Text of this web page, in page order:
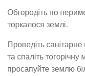
Обгородіть по
торкалося землі.
Проведіть
та спаліть тогорічну
просапуйте землю